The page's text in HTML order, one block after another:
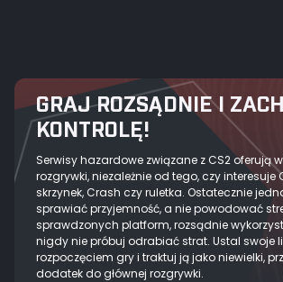
GRAJ ROZSĄDNIE I
KONTROLĘ!
Serwisy hazardowe związane z CS2 oferują
rozgrywki, niezależnie od tego, czy interesuje
skrzynek, Crash czy ruletka. Ostatecznie
sprawiać przyjemność, a nie powodować
sprawdzonych platform, rozsądnie
nigdy nie próbuj odrabiać strat. Ustal swoje
rozpoczęciem gry i traktuj ją jako niewielki,
dodatek do głównej rozgrywki.